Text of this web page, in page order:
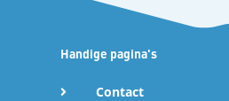
Handige pagina's
Contact